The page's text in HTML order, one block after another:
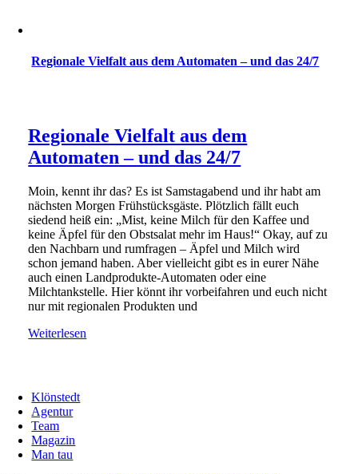
Regionale Vielfalt aus dem Automaten – und das 24/7
Regionale Vielfalt aus dem
Automaten – und das 24/7
Moin, kennt ihr das? Es ist Samstagabend und ihr habt am
nächsten Morgen Frühstücksgäste. Plötzlich fällt euch
siedend heiß ein: „Mist, keine Milch für den Kaffee und
keine Äpfel für den Obstsalat mehr im Haus!“ Okay, auf zu
den Nachbarn und rumfragen – Äpfel und Milch wird
schon jemand haben. Aber vielleicht gibt es in eurer Nähe
auch einen Landprodukte-Automaten oder eine
Milchtankstelle. Hier könnt ihr vorbeifahren und euch nicht
nur mit regionalen Produkten und
Weiterlesen
Klönstedt
Agentur
Team
Magazin
Man tau